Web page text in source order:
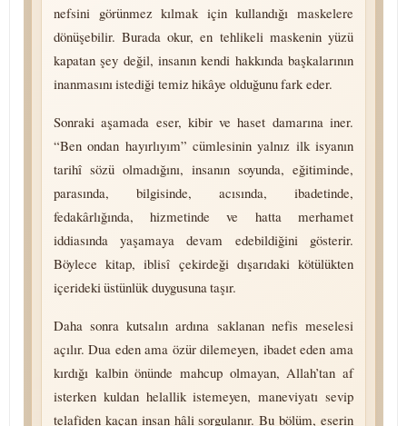
nefsini görünmez kılmak için kullandığı maskelere
dönüşebilir. Burada okur, en tehlikeli maskenin yüzü
kapatan şey değil, insanın kendi hakkında başkalarının
inanmasını istediği temiz hikâye olduğunu fark eder.
Sonraki aşamada eser, kibir ve haset damarına iner.
“Ben ondan hayırlıyım” cümlesinin yalnız ilk isyanın
tarihî sözü olmadığını, insanın soyunda, eğitiminde,
parasında, bilgisinde, acısında, ibadetinde,
fedakârlığında, hizmetinde ve hatta merhamet
iddiasında yaşamaya devam edebildiğini gösterir.
Böylece kitap, iblisî çekirdeği dışarıdaki kötülükten
içerideki üstünlük duygusuna taşır.
Daha sonra kutsalın ardına saklanan nefis meselesi
açılır. Dua eden ama özür dilemeyen, ibadet eden ama
kırdığı kalbin önünde mahcup olmayan, Allah’tan af
isterken kuldan helallik istemeyen, maneviyatı sevip
telafiden kaçan insan hâli sorgulanır. Bu bölüm, eserin